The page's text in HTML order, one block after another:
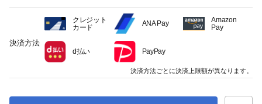
決済方法
クレジット
カード
ANA Pay
Amazon
Pay
d払い PayPay
決済方法ごとに決済上限額が異なります。